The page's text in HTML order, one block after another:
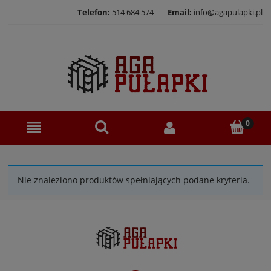
Telefon: 514 684 574 Email: info@agapulapki.pl
Nie znaleziono produktów spełniających podane kryteria.